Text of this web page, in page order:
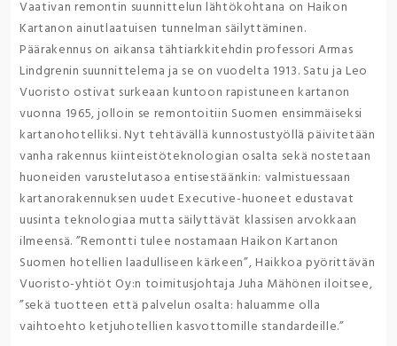
Vaativan remontin suunnittelun lähtökohtana on Haikon
Kartanon ainutlaatuisen tunnelman säilyttäminen.
Päärakennus on aikansa tähtiarkkitehdin professori Armas
Lindgrenin suunnittelema ja se on vuodelta 1913. Satu ja Leo
Vuoristo ostivat surkeaan kuntoon rapistuneen kartanon
vuonna 1965, jolloin se remontoitiin Suomen ensimmäiseksi
kartanohotelliksi. Nyt tehtävällä kunnostustyöllä päivitetään
vanha rakennus kiinteistöteknologian osalta sekä nostetaan
huoneiden varustelutasoa entisestäänkin: valmistuessaan
kartanorakennuksen uudet Executive-huoneet edustavat
uusinta teknologiaa mutta säilyttävät klassisen arvokkaan
ilmeensä. ”Remontti tulee nostamaan Haikon Kartanon
Suomen hotellien laadulliseen kärkeen”, Haikkoa pyörittävän
Vuoristo-yhtiöt Oy:n toimitusjohtaja Juha Mähönen iloitsee,
”sekä tuotteen että palvelun osalta: haluamme olla
vaihtoehto ketjuhotellien kasvottomille standardeille.”